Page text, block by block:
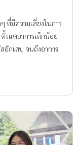
ที่มีความเสี่ยงในการ
งแต่อาการเล็กน้อย
อักเสบ จนถึงอาการ